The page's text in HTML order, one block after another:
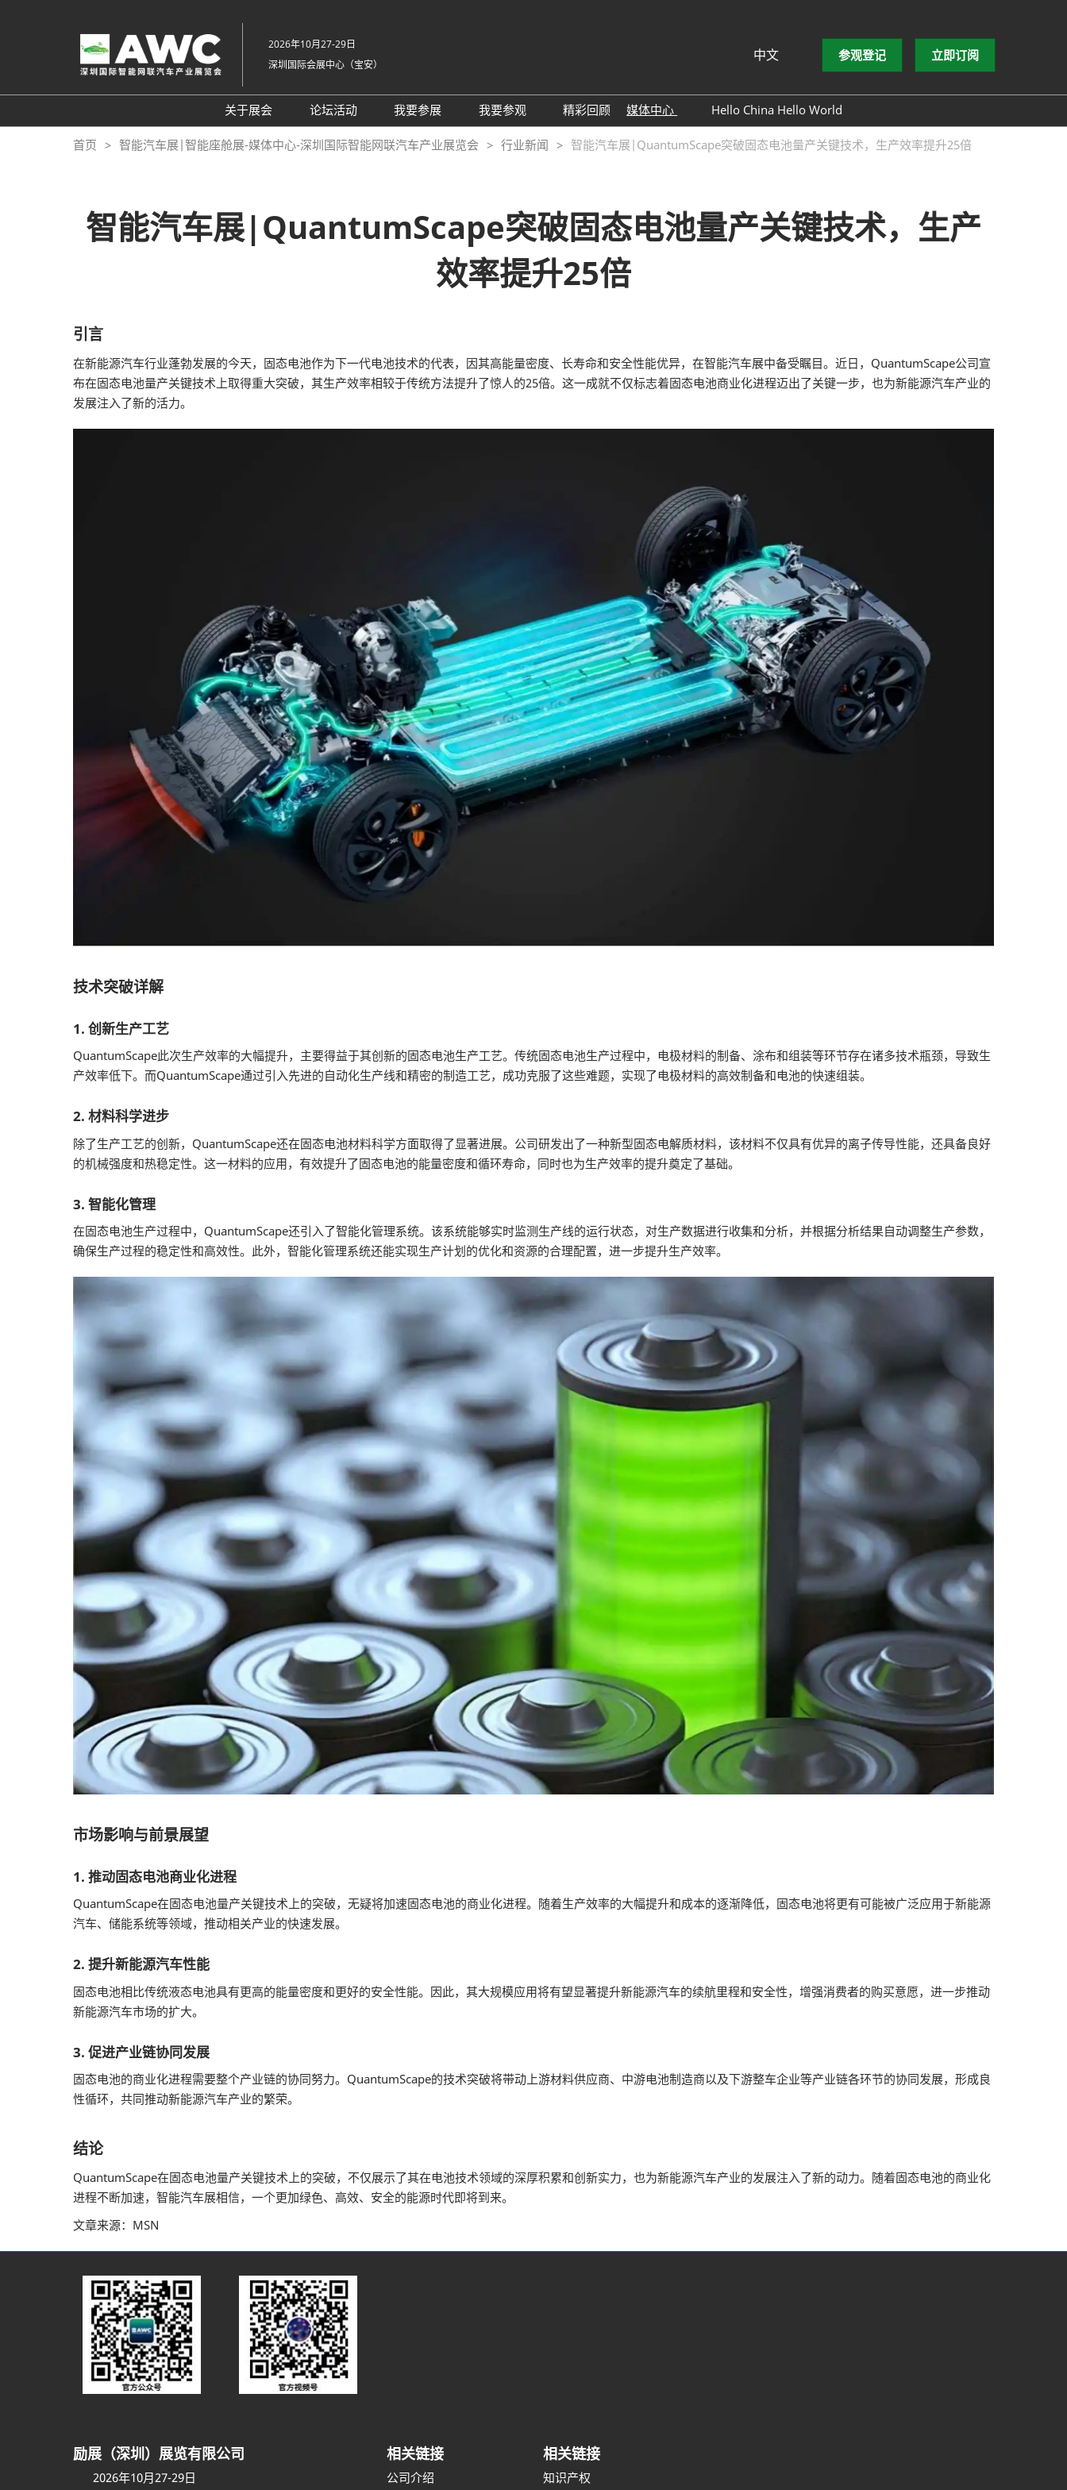
跳
转
容
2026年10月27-29日
深圳国际会展中心（宝安）
中文
English
Tiếng Việt
ภาษาไทย
参观登记 立即订阅
关于展会
组织架构
展馆平面图
交通住宿
论坛活动
2025同期会议活动
我要参展
AWC参展申请
为何参展
走进主机厂
我要参观
参观预登记
特邀买家
观众增值服务
精彩回顾
媒体中心
展会新闻
合作媒体
Hello China Hello World
首页 智能汽车展|智能座舱展-媒体中心-深圳国际智能网联汽车产业展览会 行业新闻 智能汽车展|QuantumScape突破固态电池量产关键技术，生产效率提升25倍
智能汽车展|QuantumScape突破固态电池量产关键技术，生产
效率提升25倍
引言
在新能源汽车行业蓬勃发展的今天，固态电池作为下一代电池技术的代表，因其高能量密度、长寿命和安全性能优异，在智能汽车展中备受瞩目。近日，QuantumScape公司宣
布在固态电池量产关键技术上取得重大突破，其生产效率相较于传统方法提升了惊人的25倍。这一成就不仅标志着固态电池商业化进程迈出了关键一步，也为新能源汽车产业的
发展注入了新的活力。
技术突破详解
1. 创新生产工艺
QuantumScape此次生产效率的大幅提升，主要得益于其创新的固态电池生产工艺。传统固态电池生产过程中，电极材料的制备、涂布和组装等环节存在诸多技术瓶颈，导致生
产效率低下。而QuantumScape通过引入先进的自动化生产线和精密的制造工艺，成功克服了这些难题，实现了电极材料的高效制备和电池的快速组装。
2. 材料科学进步
除了生产工艺的创新，QuantumScape还在固态电池材料科学方面取得了显著进展。公司研发出了一种新型固态电解质材料，该材料不仅具有优异的离子传导性能，还具备良好
的机械强度和热稳定性。这一材料的应用，有效提升了固态电池的能量密度和循环寿命，同时也为生产效率的提升奠定了基础。
3. 智能化管理
在固态电池生产过程中，QuantumScape还引入了智能化管理系统。该系统能够实时监测生产线的运行状态，对生产数据进行收集和分析，并根据分析结果自动调整生产参数，
确保生产过程的稳定性和高效性。此外，智能化管理系统还能实现生产计划的优化和资源的合理配置，进一步提升生产效率。
市场影响与前景展望
1. 推动固态电池商业化进程
QuantumScape在固态电池量产关键技术上的突破，无疑将加速固态电池的商业化进程。随着生产效率的大幅提升和成本的逐渐降低，固态电池将更有可能被广泛应用于新能源
汽车、储能系统等领域，推动相关产业的快速发展。
2. 提升新能源汽车性能
固态电池相比传统液态电池具有更高的能量密度和更好的安全性能。因此，其大规模应用将有望显著提升新能源汽车的续航里程和安全性，增强消费者的购买意愿，进一步推动
新能源汽车市场的扩大。
3. 促进产业链协同发展
固态电池的商业化进程需要整个产业链的协同努力。QuantumScape的技术突破将带动上游材料供应商、中游电池制造商以及下游整车企业等产业链各环节的协同发展，形成良
性循环，共同推动新能源汽车产业的繁荣。
结论
QuantumScape在固态电池量产关键技术上的突破，不仅展示了其在电池技术领域的深厚积累和创新实力，也为新能源汽车产业的发展注入了新的动力。随着固态电池的商业化
进程不断加速，智能汽车展相信，一个更加绿色、高效、安全的能源时代即将到来。
文章来源：MSN
励展（深圳）展览有限公司
2026年10月27-29日
相关链接
公司介绍
相关链接
知识产权